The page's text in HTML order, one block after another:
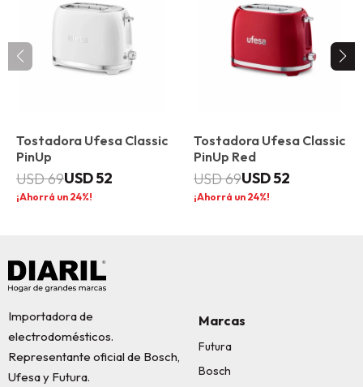
Tostadora Ufesa Classic
PinUp
USD52
USD69
24
Tostadora Ufesa Classic
PinUp Red
USD52
USD69
24
Importadora de
electrodomésticos.
Representante oficial de Bosch,
Ufesa y Futura.
Marcas
Futura
Bosch